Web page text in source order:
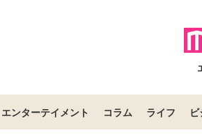
エンターテイメント コラム ライフ